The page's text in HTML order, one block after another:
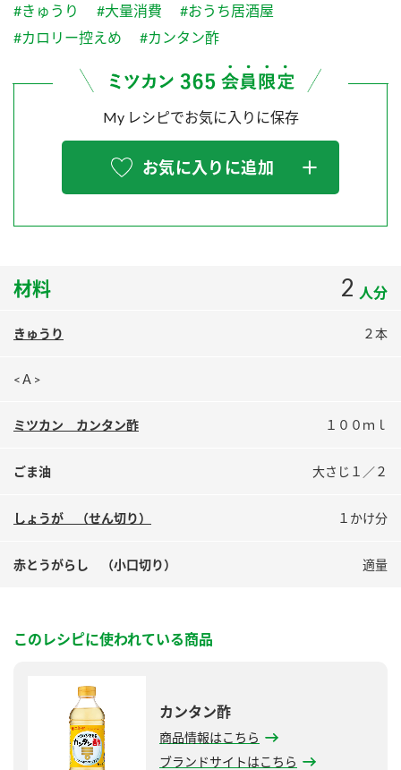
ふりかけ おすしの素
炊き込みご飯の素 米飯用調味液
Fibee
納豆のサイト
三ツ判山吹
スペシャルサイト
お酢を知ろう！
すしラボ
納豆の豆知識
MIM（ミツカンミュージアム）
お客様相談センター
お客様の声をいかしました
販売終了製品のご案内
よくあるご質問
ミツカン公式通販
#きゅうり #大量消費
#おうち居酒屋
#カロリー控えめ
#カンタン酢
My レシピでお気に入りに保存
お気に入りに追加
材料 2 人分
きゅうり ２本
<Ａ>
ミツカン カンタン酢 １００ｍｌ
ごま油 大さじ１／２
しょうが （せん切り） １かけ分
赤とうがらし （小口切り） 適量
このレシピに使われている商品
カンタン酢
商品情報はこちら
ブランドサイトはこちら